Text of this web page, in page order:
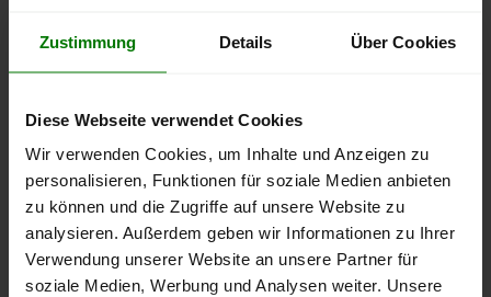
Zustimmung Details Über Cookies
Diese Webseite verwendet Cookies
Wir verwenden Cookies, um Inhalte und Anzeigen zu
personalisieren, Funktionen für soziale Medien anbieten
zu können und die Zugriffe auf unsere Website zu
analysieren. Außerdem geben wir Informationen zu Ihrer
Verwendung unserer Website an unsere Partner für
soziale Medien, Werbung und Analysen weiter. Unsere
Beckdorf
Buxtehude
Drochtersen
Düdenbüttel
Engelschoff
Estorf